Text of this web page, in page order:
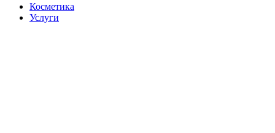
Косметика
Услуги